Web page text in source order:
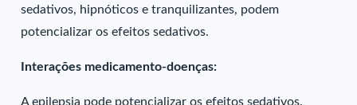
sedativos, hipnóticos e tranquilizantes, podem
potencializar os efeitos sedativos.
Interações medicamento-doenças:
A epilepsia pode potencializar os efeitos sedativos.